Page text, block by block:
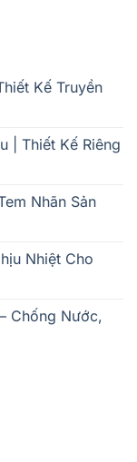
Kế Truyền
| Thiết Kế Riêng
Nhãn Sản
Nhiệt Cho
Chống Nước,